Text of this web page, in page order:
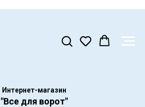
Интернет-магазин
"Все для ворот"